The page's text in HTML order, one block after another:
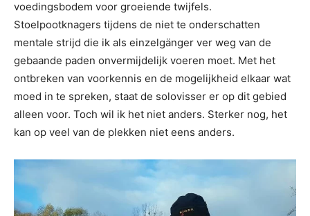
voedingsbodem voor groeiende twijfels.
Stoelpootknagers tijdens de niet te onderschatten
mentale strijd die ik als einzelgänger ver weg van de
gebaande paden onvermijdelijk voeren moet. Met het
ontbreken van voorkennis en de mogelijkheid elkaar wat
moed in te spreken, staat de solovisser er op dit gebied
alleen voor. Toch wil ik het niet anders. Sterker nog, het
kan op veel van de plekken niet eens anders.